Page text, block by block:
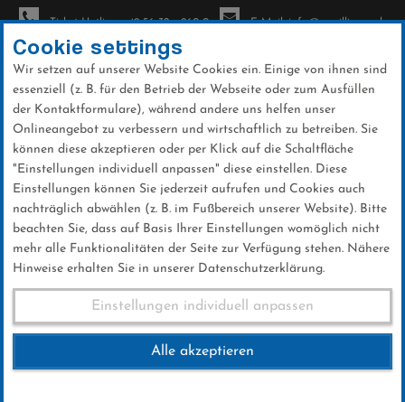
Direkt
zum
Inhalt
Ticket-Hotline: +49 56 32 - 960-0 E-Mail: info@sc-willingen.de
Galerien
Weltcup Sa. 03.02.2024 (Frauen)
Cookie settings
Wir setzen auf unserer Website Cookies ein. Einige von ihnen sind
essenziell (z. B. für den Betrieb der Webseite oder zum Ausfüllen
der Kontaktformulare), während andere uns helfen unser
Onlineangebot zu verbessern und wirtschaftlich zu betreiben. Sie
können diese akzeptieren oder per Klick auf die Schaltfläche
"Einstellungen individuell anpassen" diese einstellen. Diese
Einstellungen können Sie jederzeit aufrufen und Cookies auch
nachträglich abwählen (z. B. im Fußbereich unserer Website). Bitte
beachten Sie, dass auf Basis Ihrer Einstellungen womöglich nicht
mehr alle Funktionalitäten der Seite zur Verfügung stehen. Nähere
Hinweise erhalten Sie in unserer Datenschutzerklärung.
Einstellungen individuell anpassen
Alle akzeptieren